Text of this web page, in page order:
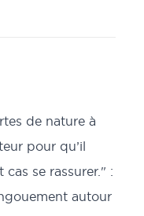
de nature à
pour qu’il
se rassurer." :
autour